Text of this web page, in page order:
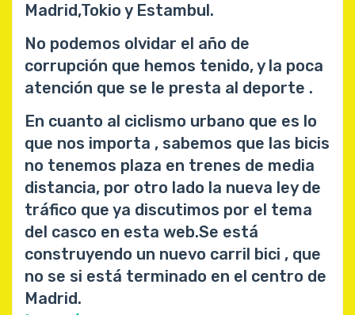
Madrid,Tokio y Estambul.
No podemos olvidar el año de
corrupción que hemos tenido, y la poca
atención que se le presta al deporte .
En cuanto al ciclismo urbano que es lo
que nos importa , sabemos que las bicis
no tenemos plaza en trenes de media
distancia, por otro lado la nueva ley de
tráfico que ya discutimos por el tema
del casco en esta web.Se está
construyendo un nuevo carril bici , que
no se si está terminado en el centro de
Madrid.